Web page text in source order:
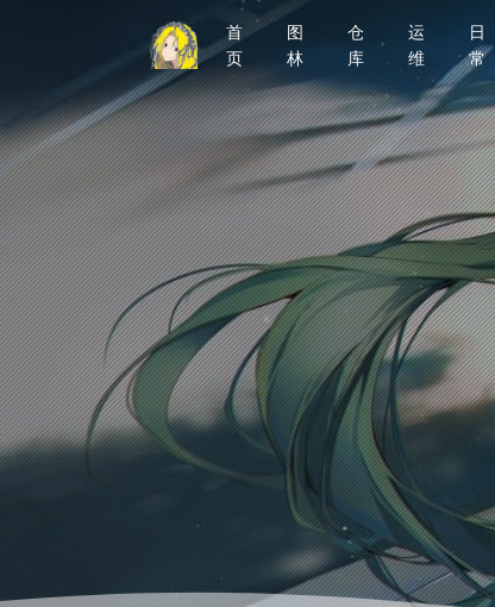
首
页
图
林
仓
库
运
维
日
常